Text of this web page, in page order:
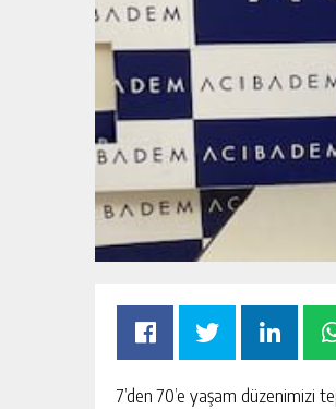
7’den 70’e yaşam düzenimizi